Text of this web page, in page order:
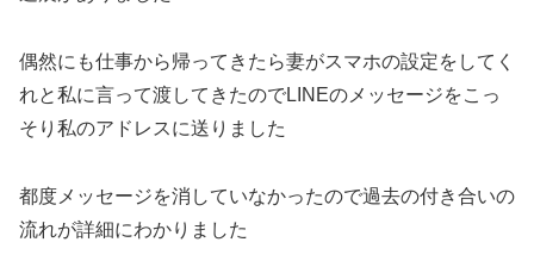
偶然にも仕事から帰ってきたら妻がスマホの設定をしてく
れと私に言って渡してきたのでLINEのメッセージをこっ
そり私のアドレスに送りました
都度メッセージを消していなかったので過去の付き合いの
流れが詳細にわかりました